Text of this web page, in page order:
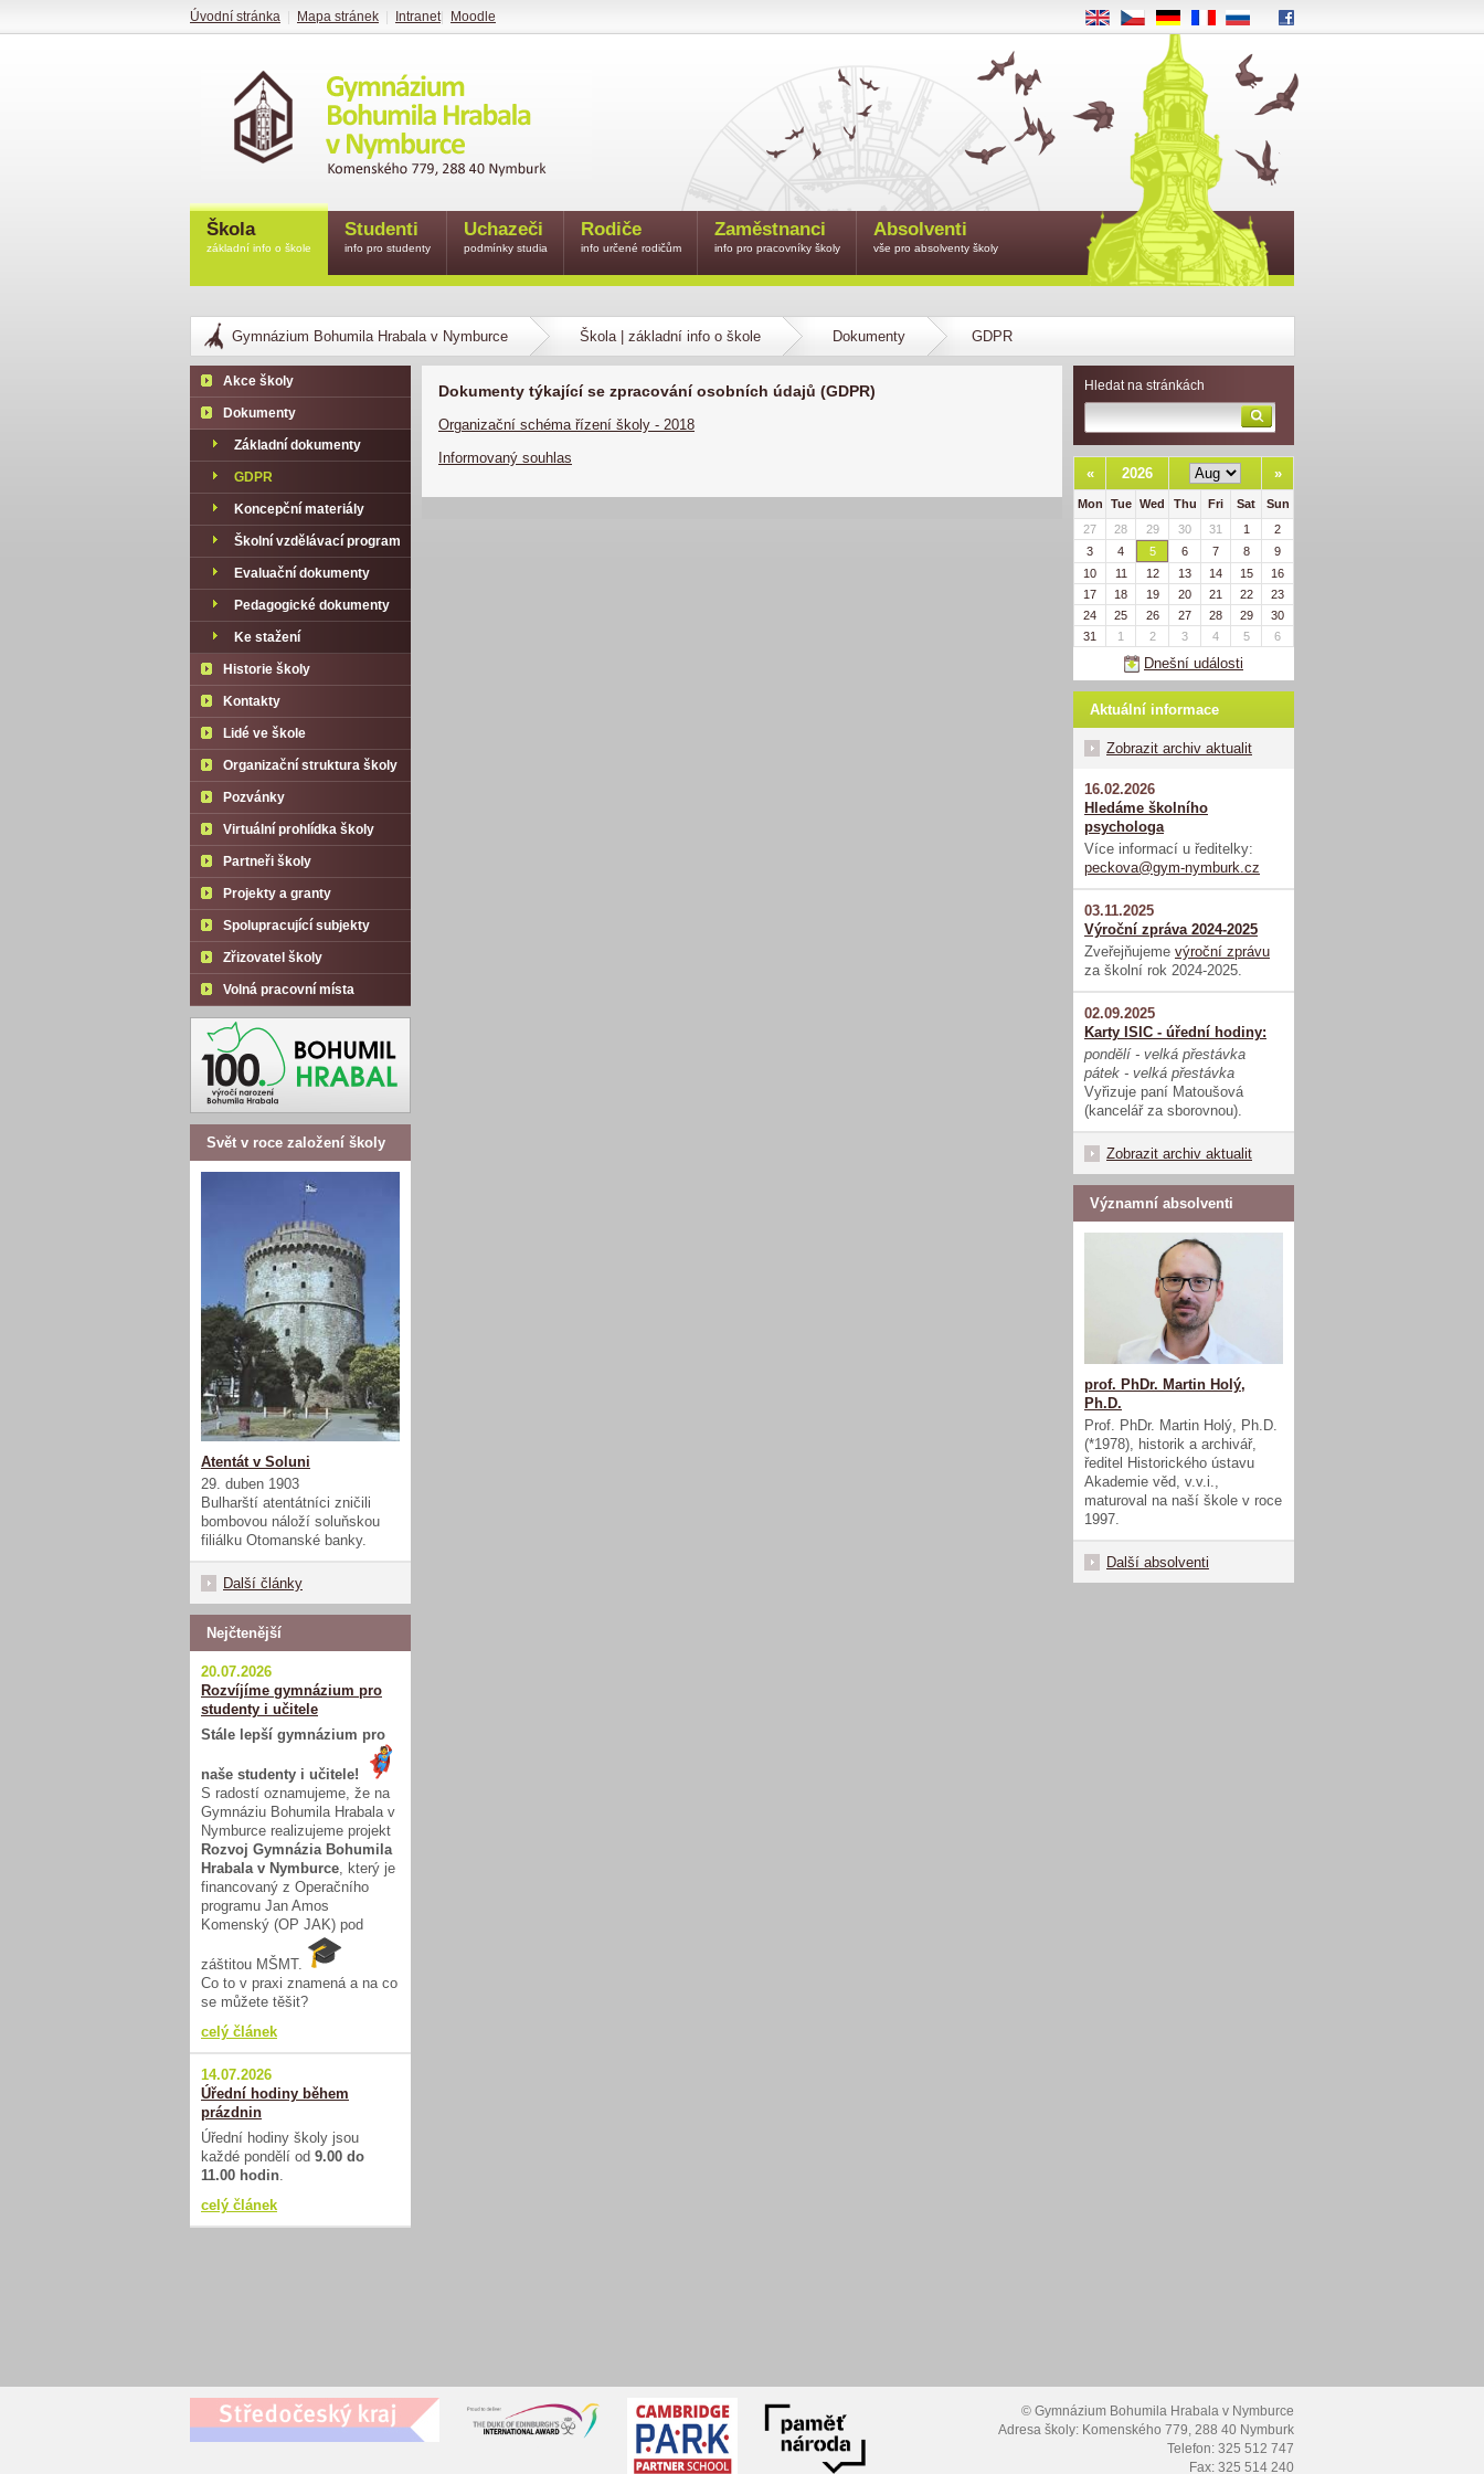
Gymnázium Bohumila Hrabala v Nymburce Škola | základní info o škole Dokumenty GDPR
Dokumenty týkající se zpracování osobních údajů (GDPR)
Organizační schéma řízení školy - 2018
Informovaný souhlas
Hledat na stránkách
« 2026 »
Mon Tue Wed Thu Fri Sat
Sun
27
28 29 30 31 1
2
3
4 5 6 7 8
9
10
11 12 13 14 15
16
17
18 19 20 21 22
23
24
25 26 27 28 29
30
31
1 2 3 4 5 6
Dnešní události
Aktuální informace
Zobrazit archiv aktualit
16.02.2026
Hledáme školního
psychologa
Více informací u ředitelky:
peckova@gym-nymburk.cz
03.11.2025
Výroční zpráva 2024-2025
Zveřejňujeme výroční zprávu
za školní rok 2024-2025.
02.09.2025
Karty ISIC - úřední hodiny:
pondělí - velká přestávka
pátek - velká přestávka
Vyřizuje paní Matoušová
(kancelář za sborovnou).
Zobrazit archiv aktualit
Významní absolventi
prof. PhDr. Martin Holý,
Ph.D.
Prof. PhDr. Martin Holý, Ph.D.
(*1978), historik a archivář,
ředitel Historického ústavu
Akademie věd, v.v.i.,
maturoval na naší škole v roce
1997.
Další absolventi
Akce školy
Dokumenty
Základní dokumenty
GDPR
Koncepční materiály
Školní vzdělávací program
Evaluační dokumenty
Pedagogické dokumenty
Ke stažení
Historie školy
Kontakty
Lidé ve škole
Organizační struktura školy
Pozvánky
Virtuální prohlídka školy
Partneři školy
Projekty a granty
Spolupracující subjekty
Zřizovatel školy
Volná pracovní místa
Svět v roce založení školy
Atentát v Soluni
29. duben 1903
Bulharští atentátníci zničili
bombovou náloží soluňskou
filiálku Otomanské banky.
Další články
Nejčtenější
20.07.2026
Rozvíjíme gymnázium pro
studenty i učitele
Stále lepší gymnázium pro
naše studenty i učitele!
S radostí oznamujeme, že na
Gymnáziu Bohumila Hrabala v
Nymburce realizujeme projekt
Rozvoj Gymnázia Bohumila
Hrabala v Nymburce, který je
financovaný z Operačního
programu Jan Amos
Komenský (OP JAK) pod
záštitou MŠMT.
Co to v praxi znamená a na co
se můžete těšit?
celý článek
14.07.2026
Úřední hodiny během
prázdnin
Úřední hodiny školy jsou
každé pondělí od 9.00 do
11.00 hodin.
celý článek
Škola
základní info o škole
Studenti
info pro studenty
Uchazeči
podmínky studia
Rodiče
info určené rodičům
Zaměstnanci
info pro pracovníky školy
Absolventi
vše pro absolventy školy
© Gymnázium Bohumila Hrabala v Nymburce
Adresa školy: Komenského 779, 288 40 Nymburk
Telefon: 325 512 747
Fax: 325 514 240
Úvodní stránka Mapa stránek Intranet| Moodle EN CS DE RU